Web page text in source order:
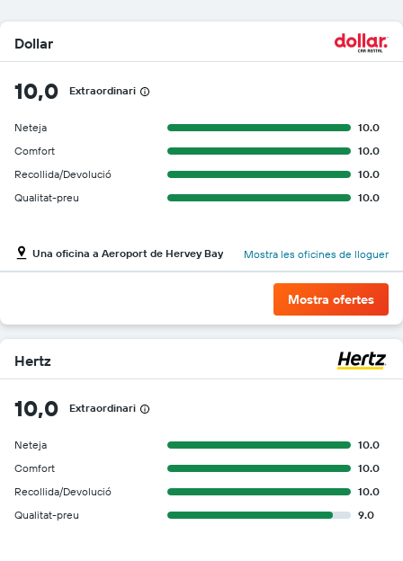
Dollar
10,0 Extraordinari
Neteja
10.0
Comfort
10.0
Recollida/Devolució
10.0
Qualitat-preu
10.0
Una oficina a Aeroport de Hervey Bay Mostra les oficines de lloguer
Mostra ofertes
Hertz
10,0 Extraordinari
Neteja
10.0
Comfort
10.0
Recollida/Devolució
10.0
Qualitat-preu
9.0